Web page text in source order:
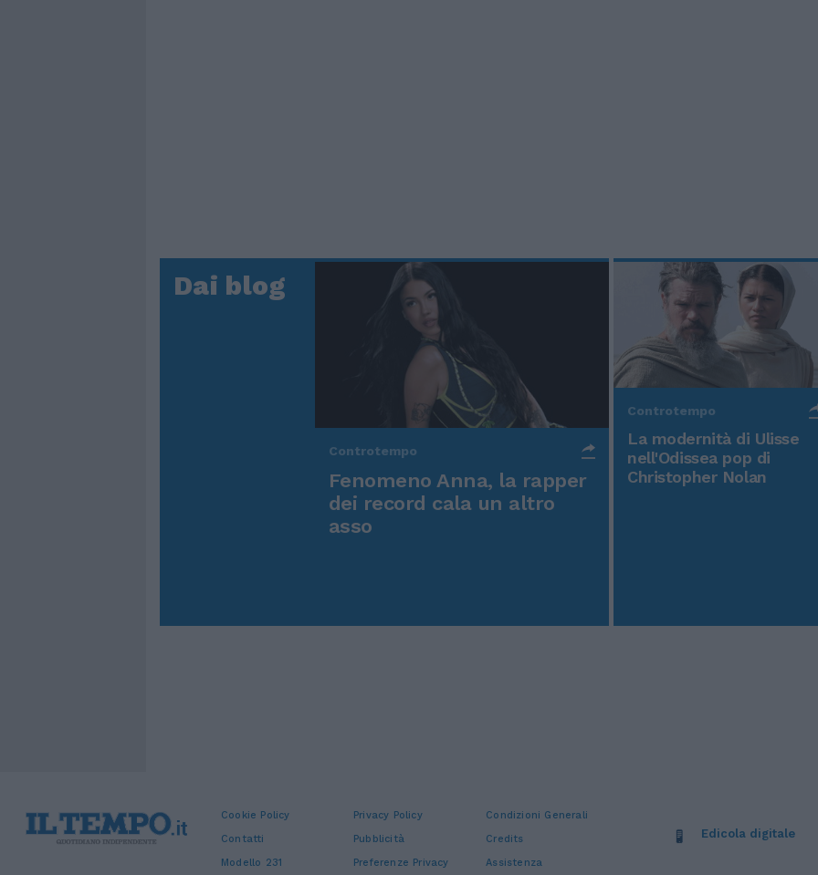
Dai blog
Controtempo
Fenomeno Anna, la rapper
dei record cala un altro
asso
Controtempo
La modernità di Ulisse
nell'Odissea pop di
Christopher Nolan
Cookie Policy Privacy Policy
Condizioni Generali
Contatti
Pubblicità
Credits
Modello 231
Preferenze Privacy Assistenza
Edicola digitale